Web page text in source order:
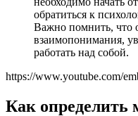
обратиться к
Важно помнить, что
взаимопонимания,
работать над собой.
https://www.youtube.com/
Как определить